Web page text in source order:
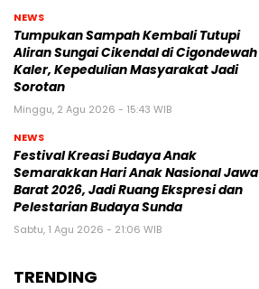
NEWS
Tumpukan Sampah Kembali Tutupi
Aliran Sungai Cikendal di Cigondewah
Kaler, Kepedulian Masyarakat Jadi
Sorotan
Minggu, 2 Agu 2026 - 15:43 WIB
NEWS
Festival Kreasi Budaya Anak
Semarakkan Hari Anak Nasional Jawa
Barat 2026, Jadi Ruang Ekspresi dan
Pelestarian Budaya Sunda
Sabtu, 1 Agu 2026 - 21:06 WIB
TRENDING